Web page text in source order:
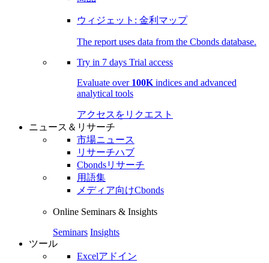
ウィジェット: 金利マップ
The report uses data from the Cbonds database.
Try in 7 days Trial access
Evaluate over 100K indices and advanced
analytical tools
アクセスをリクエスト
ニュース＆リサーチ
市場ニュース
リサーチハブ
Cbondsリサーチ
用語集
メディア向けCbonds
Online Seminars & Insights
Seminars Insights
ツール
Excelアドイン